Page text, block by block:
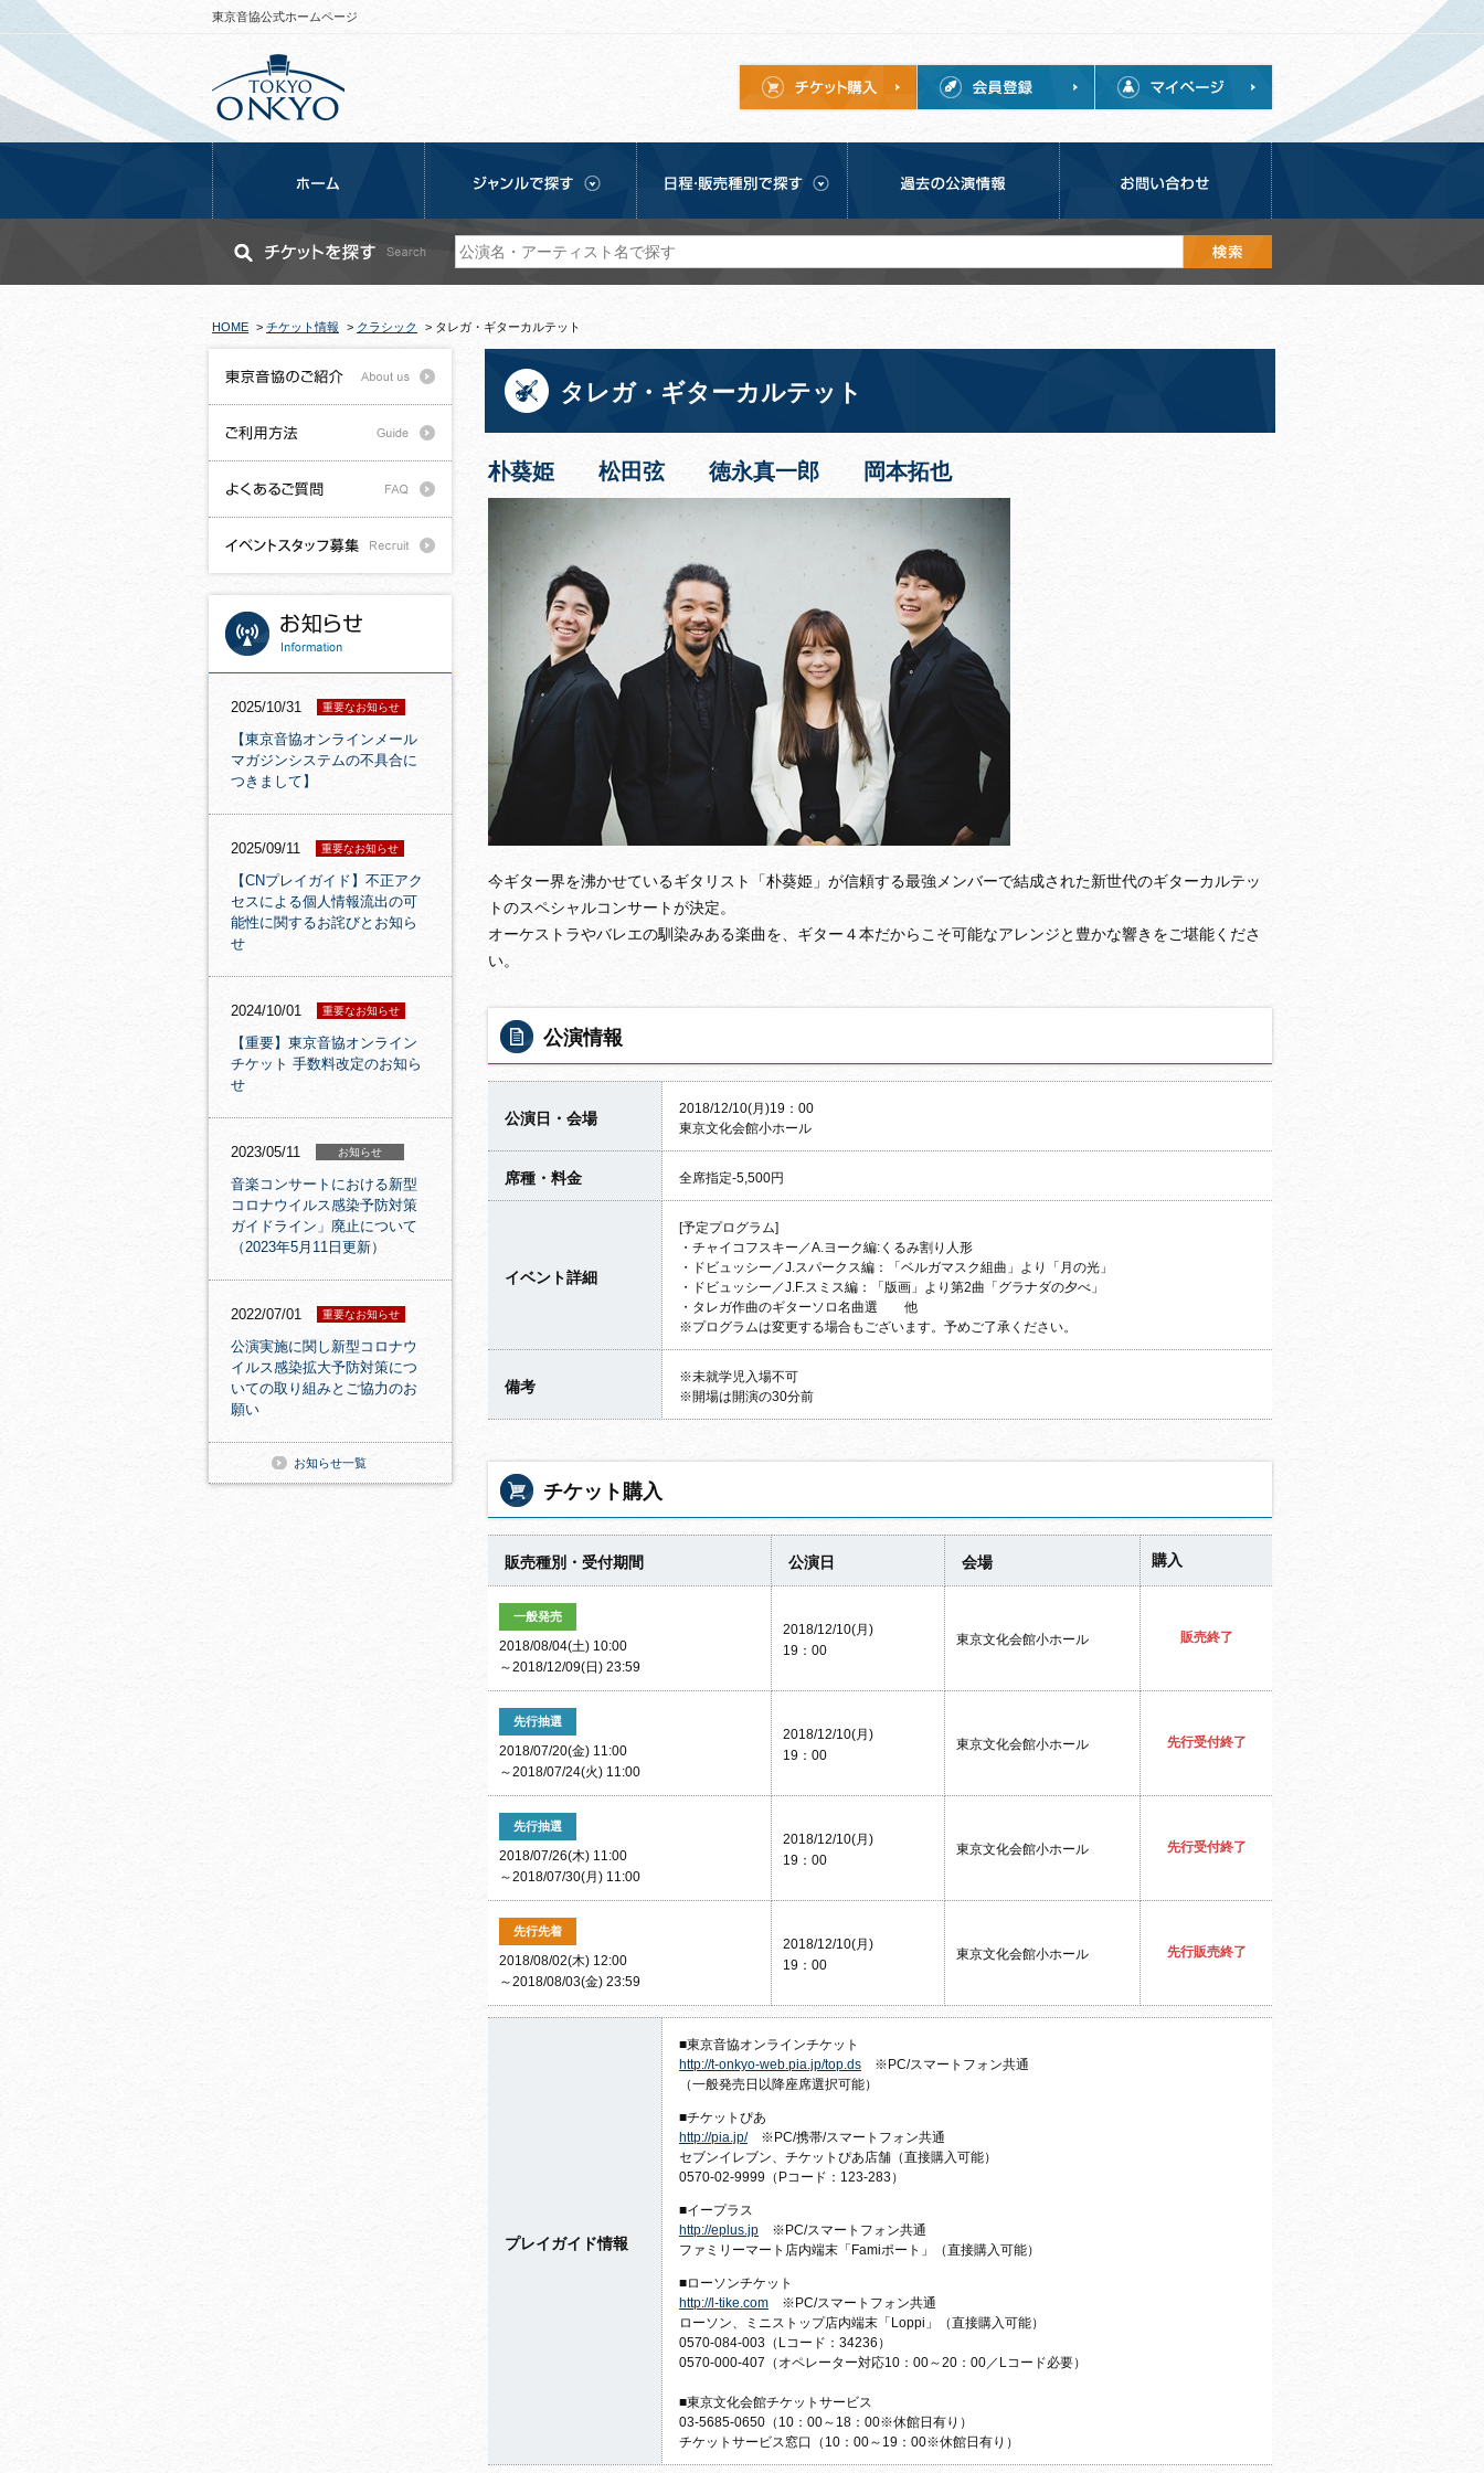
東京音協公式ホームページ
HOME > チケット情報 > クラシック > タレガ・ギターカルテット
タレガ・ギターカルテット
朴葵姫 松田弦 徳永真一郎 岡本拓也
今ギター界を沸かせているギタリスト「朴葵姫」が信頼する最強メンバーで結成された新世代のギターカルテッ
トのスペシャルコンサートが決定。
オーケストラやバレエの馴染みある楽曲を、ギター４本だからこそ可能なアレンジと豊かな響きをご堪能くださ
い。
公演情報
公演日・会場
2018/12/10(月)19：00
東京文化会館小ホール
席種・料金 全席指定-5,500円
イベント詳細
[予定プログラム]
・チャイコフスキー／A.ヨーク編:くるみ割り人形
・ドビュッシー／J.スパークス編：「ベルガマスク組曲」より「月の光」
・ドビュッシー／J.F.スミス編：「版画」より第2曲「グラナダの夕べ」
・タレガ作曲のギターソロ名曲選 他
※プログラムは変更する場合もございます。予めご了承ください。
備考
※未就学児入場不可
※開場は開演の30分前
チケット購入
販売種別・受付期間 公演日 会場 購入
一般発売
2018/08/04(土) 10:00
～2018/12/09(日) 23:59
2018/12/10(月)
19：00
東京文化会館小ホール 販売終了
先行抽選
2018/07/20(金) 11:00
～2018/07/24(火) 11:00
2018/12/10(月)
19：00
東京文化会館小ホール 先行受付終了
先行抽選
2018/07/26(木) 11:00
～2018/07/30(月) 11:00
2018/12/10(月)
19：00
東京文化会館小ホール 先行受付終了
先行先着
2018/08/02(木) 12:00
～2018/08/03(金) 23:59
2018/12/10(月)
19：00
東京文化会館小ホール 先行販売終了
プレイガイド情報
■東京音協オンラインチケット
http://t-onkyo-web.pia.jp/top.ds ※PC/スマートフォン共通
（一般発売日以降座席選択可能）
■チケットぴあ
http://pia.jp/※PC/携帯/スマートフォン共通
セブンイレブン、チケットぴあ店舗（直接購入可能）
0570-02-9999（Pコード：123-283）
■イープラス
http://eplus.jp ※PC/スマートフォン共通
ファミリーマート店内端末「Famiポート」（直接購入可能）
■ローソンチケット
http://l-tike.com ※PC/スマートフォン共通
ローソン、ミニストップ店内端末「Loppi」（直接購入可能）
0570-084-003（Lコード：34236）
0570-000-407（オペレーター対応10：00～20：00／Lコード必要）
■東京文化会館チケットサービス
03-5685-0650（10：00～18：00※休館日有り）
チケットサービス窓口（10：00～19：00※休館日有り）
2025/10/31 重要なお知らせ
【東京音協オンラインメール
マガジンシステムの不具合に
つきまして】
2025/09/11 重要なお知らせ
【CNプレイガイド】不正アク
セスによる個人情報流出の可
能性に関するお詫びとお知ら
せ
2024/10/01 重要なお知らせ
【重要】東京音協オンライン
チケット 手数料改定のお知ら
せ
2023/05/11 お知らせ
音楽コンサートにおける新型
コロナウイルス感染予防対策
ガイドライン」廃止について
（2023年5月11日更新）
2022/07/01 重要なお知らせ
公演実施に関し新型コロナウ
イルス感染拡大予防対策につ
いての取り組みとご協力のお
願い
お知らせ一覧